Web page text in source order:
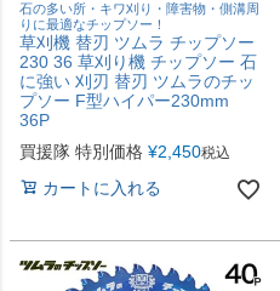
石の多い所・キワ刈り・障害物・側溝周
りに最適なチップソー！
草刈機 替刃 ツムラ チップソー
230 36 草刈り機 チップソー 石
に強い 刈刃 替刃 ツムラのチッ
プソー F型ハイパー230mm
36P
買援隊 特別価格 ¥2,450税込
カートに入れる